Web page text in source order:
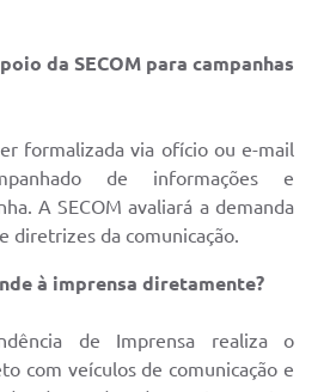
da SECOM para campanhas
formalizada via ofício ou e-mail
de informações e
A SECOM avaliará a demanda
diretrizes da comunicação.
à imprensa diretamente?
de Imprensa realiza o
com veículos de comunicação e